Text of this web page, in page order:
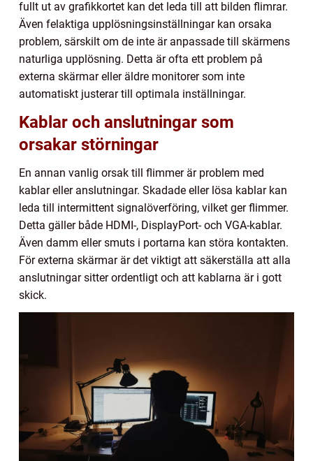
fullt ut av grafikkortet kan det leda till att bilden flimrar.
Även felaktiga upplösningsinställningar kan orsaka
problem, särskilt om de inte är anpassade till skärmens
naturliga upplösning. Detta är ofta ett problem på
externa skärmar eller äldre monitorer som inte
automatiskt justerar till optimala inställningar.
Kablar och anslutningar som
orsakar störningar
En annan vanlig orsak till flimmer är problem med
kablar eller anslutningar. Skadade eller lösa kablar kan
leda till intermittent signalöverföring, vilket ger flimmer.
Detta gäller både HDMI-, DisplayPort- och VGA-kablar.
Även damm eller smuts i portarna kan störa kontakten.
För externa skärmar är det viktigt att säkerställa att alla
anslutningar sitter ordentligt och att kablarna är i gott
skick.